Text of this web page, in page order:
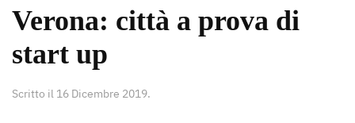
Verona: città a prova di
start up
Scritto il 16 Dicembre 2019.